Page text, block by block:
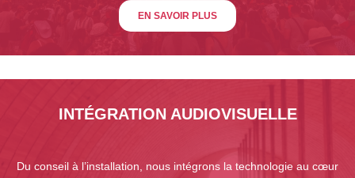
EN SAVOIR PLUS
INTÉGRATION AUDIOVISUELLE
Du conseil à l’installation, nous intégrons la technologie au cœur